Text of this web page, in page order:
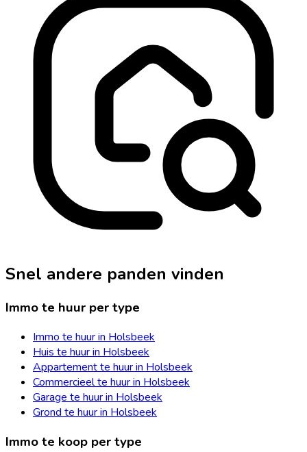
Snel andere panden vinden
Immo te huur per type
Immo te huur in Holsbeek
Huis te huur in Holsbeek
Appartement te huur in Holsbeek
Commercieel te huur in Holsbeek
Garage te huur in Holsbeek
Grond te huur in Holsbeek
Immo te koop per type